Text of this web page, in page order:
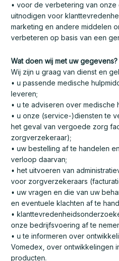
• voor de verbetering van onze
uitnodigen voor
marketing en andere middelen
verbeteren op basis van een
Wat doen wij met uw gegevens?
Wij zijn u graag van dienst en
• u passende medische
leveren;
• u te adviseren over medische
• u onze (service-)diensten te
het geval van vergoede zorg
zorgverzekeraar);
• uw bestelling af te handelen
verloop daarvan;
• het uitvoeren van
voor zorgverzekeraars
• uw vragen en die van uw
en eventuele klachten af te
•
onze bedrijfsvoering af te
• u te informeren over
Vomedex, over ontwikkelingen
producten.